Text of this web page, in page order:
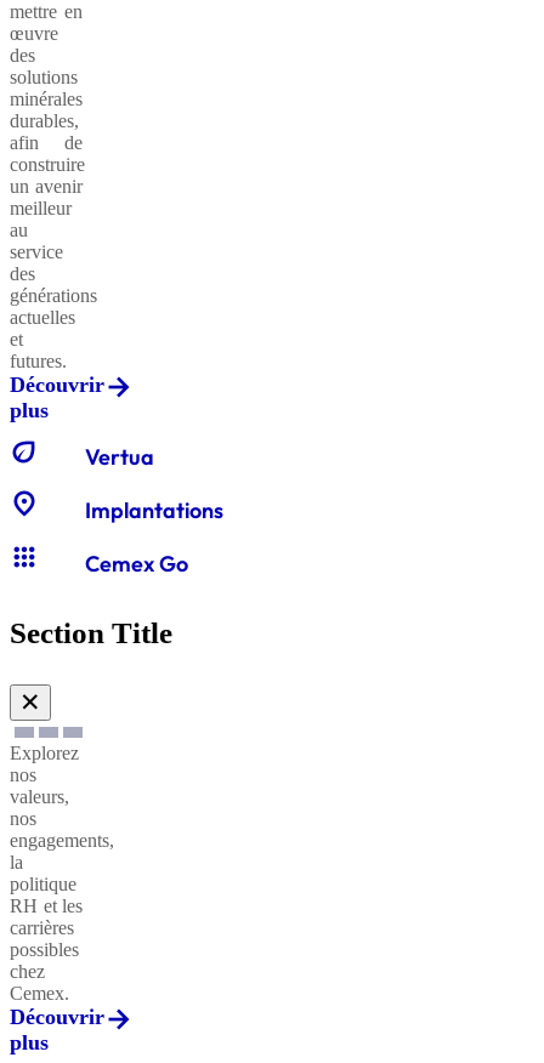
mettre en
œuvre
des
solutions
minérales
durables,
afin de
construire
un avenir
meilleur
au
service
des
générations
actuelles
et
futures.
Découvrir
plus
eco Vertua
location_on Implantations
apps Cemex Go
Section Title
✕
Explorez
nos
valeurs,
nos
engagements,
la
politique
RH et les
carrières
possibles
chez
Cemex.
Découvrir
plus